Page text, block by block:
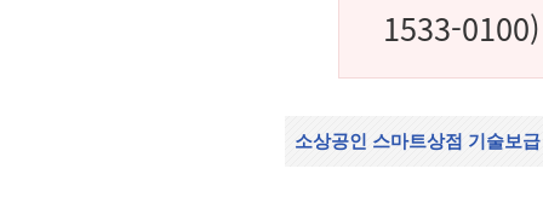
1533-0100)
소상공인 스마트상점 기술보급